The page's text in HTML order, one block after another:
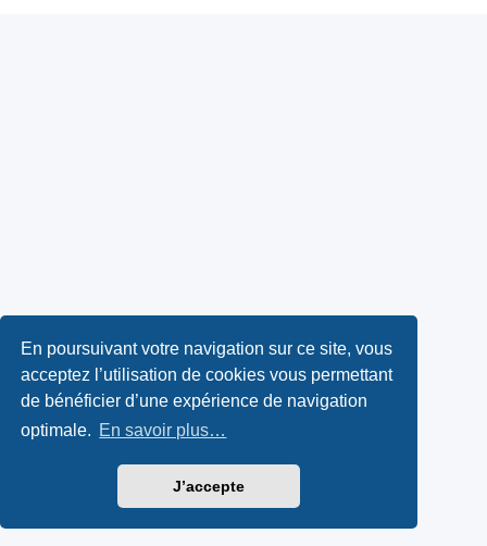
En poursuivant votre navigation sur ce site, vous
acceptez l’utilisation de cookies vous permettant
de bénéficier d’une expérience de navigation
optimale. En savoir plus…
J’accepte